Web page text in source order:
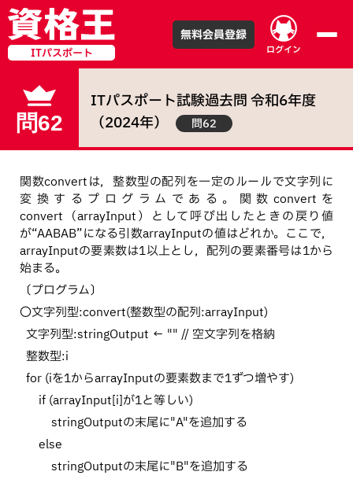
ITパスポート ログイン
無料会員登録
問62
ITパスポート試験過去問令和6年度
（2024年） 問62
関数convertは，整数型の配列を一定のルールで文字列に
変換するプログラムである。関数convertを
convert（arrayInput）として呼び出したときの戻り値
が“AABAB”になる引数arrayInputの値はどれか。ここで，
arrayInputの要素数は1以上とし，配列の要素番号は1から
始まる。
〔プログラム〕
〇文字列型:convert(整数型の配列:arrayInput)
文字列型:stringOutput ← "" // 空文字列を格納
整数型:i
for (iを1からarrayInputの要素数まで1ずつ増やす)
if (arrayInput[i]が1と等しい)
stringOutputの末尾に"A"を追加する
else
stringOutputの末尾に"B"を追加する